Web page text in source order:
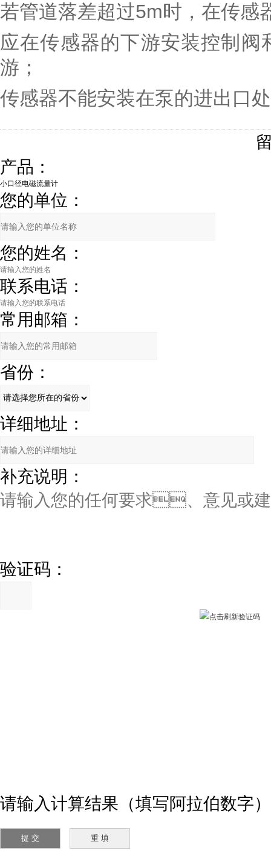
若管道落差超过5m时，在传感
应在传感器的下游安装控制阀
游；
传感器不能安装在泵的进出口处
产品：
您的单位：
您的姓名：
联系电话：
常用邮箱：
省份：
详细地址：
补充说明：
验证码：
请输入计算结果（填写阿拉伯数字）